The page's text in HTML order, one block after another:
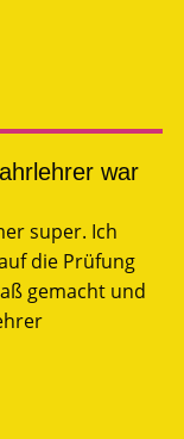
war
super. Ich
die Prüfung
gemacht und